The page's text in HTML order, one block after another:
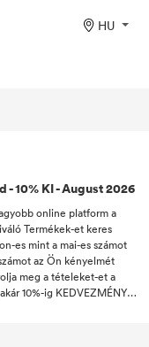
HU
10% KI - August 2026
online platform a
Termékek-et keres
es mint a mai-es számot
az Ön kényelmét
meg a tételeket-et a
10%-ig KEDVEZMÉNYÉL